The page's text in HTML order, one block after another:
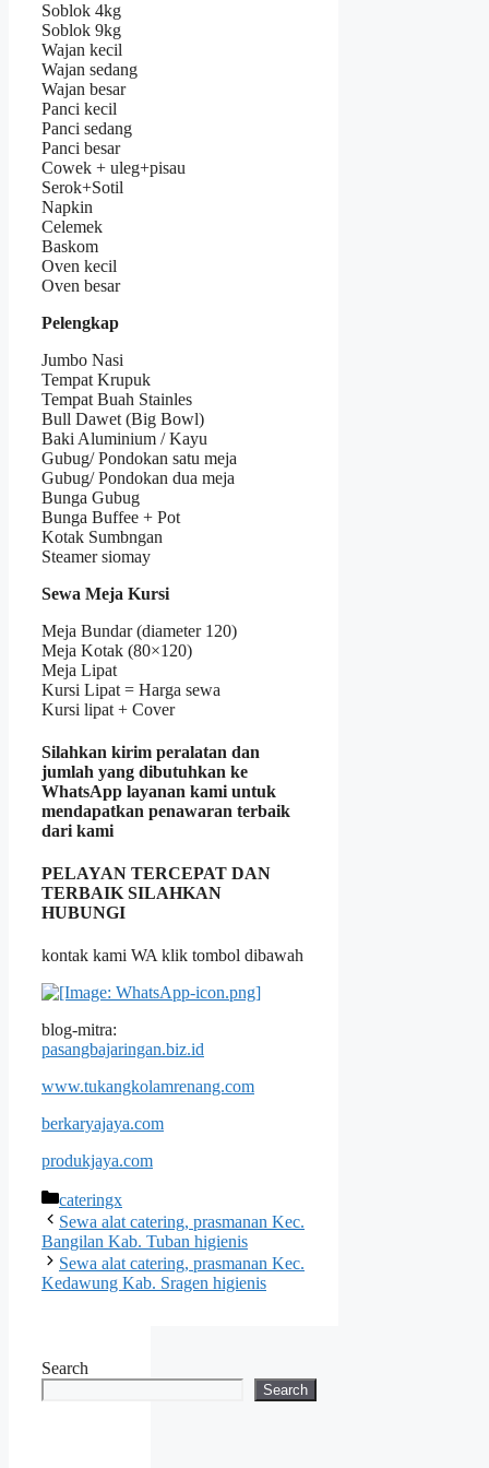
Soblok 4kg
Soblok 9kg
Wajan kecil
Wajan sedang
Wajan besar
Panci kecil
Panci sedang
Panci besar
Cowek + uleg+pisau
Serok+Sotil
Napkin
Celemek
Baskom
Oven kecil
Oven besar
Pelengkap
Jumbo Nasi
Tempat Krupuk
Tempat Buah Stainles
Bull Dawet (Big Bowl)
Baki Aluminium / Kayu
Gubug/ Pondokan satu meja
Gubug/ Pondokan dua meja
Bunga Gubug
Bunga Buffee + Pot
Kotak Sumbngan
Steamer siomay
Sewa Meja Kursi
Meja Bundar (diameter 120)
Meja Kotak (80×120)
Meja Lipat
Kursi Lipat = Harga sewa
Kursi lipat + Cover
Silahkan kirim peralatan dan
jumlah yang dibutuhkan ke
WhatsApp layanan kami untuk
mendapatkan penawaran terbaik
dari kami
PELAYAN TERCEPAT DAN
TERBAIK SILAHKAN
HUBUNGI
kontak kami WA klik tombol dibawah
blog-mitra:
pasangbajaringan.biz.id
www.tukangkolamrenang.com
berkaryajaya.com
produkjaya.com
Categories
cateringx
Sewa alat catering, prasmanan Kec.
Bangilan Kab. Tuban higienis
Sewa alat catering, prasmanan Kec.
Kedawung Kab. Sragen higienis
Search
Search